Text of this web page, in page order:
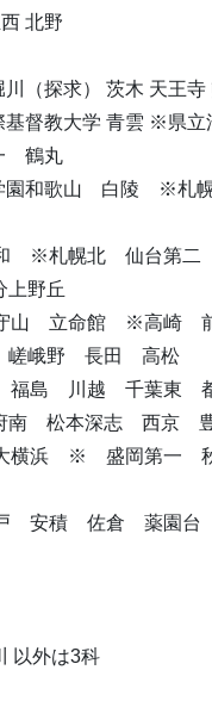
北野
（探求） 茨木 天王寺
督教大学 青雲 ※県
鶴丸
学園和歌山 白陵 ※
※札幌北 仙台第
野丘
山 立命館 ※高崎
峨野 長田 高松
島 川越 千葉東
南 松本深志 西京
横浜 ※ 盛岡第一
安積 佐倉 薬園
以外は3科